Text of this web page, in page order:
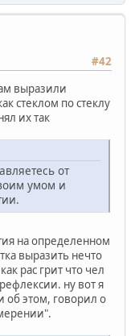
#42
выразили
стеклом по стеклу
их так
от
умом и
на определенном
выразить нечто
рас грит что чел
ну вот я
об этом, говорил о